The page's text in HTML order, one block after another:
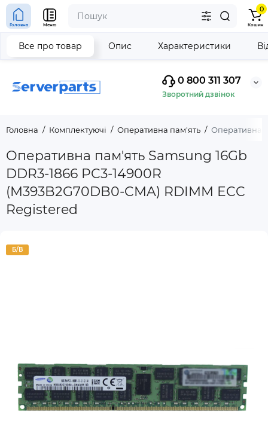
0 800 311 307
Зворотний дзвінок
Головна Меню
0
Кошик
Головна Комплектуючі Оперативна пам'ять Оперативна
Оперативна пам'ять Samsung 16Gb
DDR3-1866 PC3-14900R
(M393B2G70DB0-CMA) RDIMM ECC
Registered
Все про товар Опис Характеристики
Б/В